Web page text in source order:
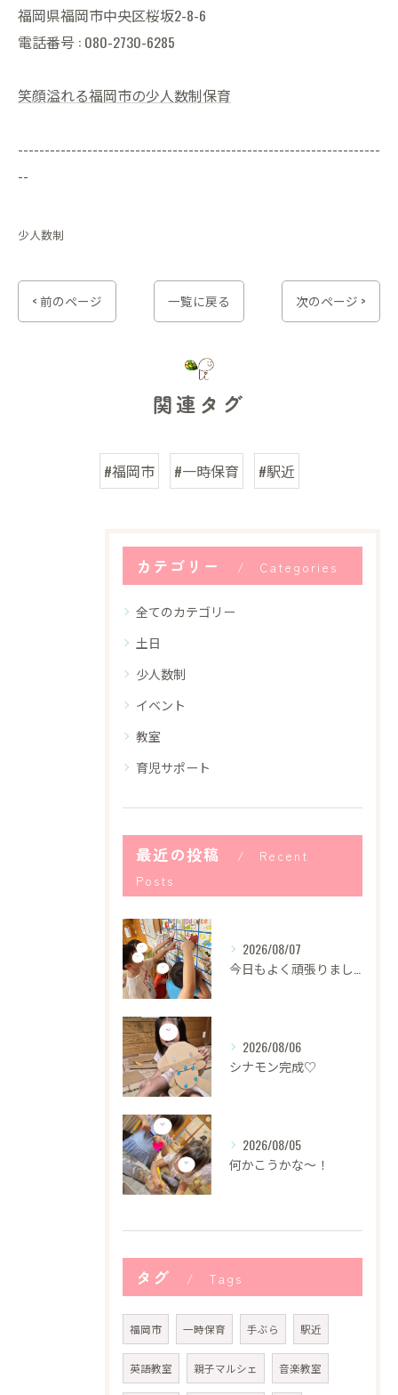
福岡県福岡市中央区桜坂2-8-6
電話番号 : 080-2730-6285
笑顔溢れる福岡市の少人数制保育
--------------------------------------------------------------------
--
少人数制
< 前のページ 一覧に戻る 次のページ >
関連タグ
#福岡市 #一時保育 #駅近
カテゴリー Categories
全てのカテゴリー
土日
少人数制
イベント
教室
育児サポート
最近の投稿
Recent
Posts
2026/08/07
2026/08/06
シナモン完成♡
2026/08/05
何かこうかな〜！
タグ Tags
福岡市 一時保育 手ぶら 駅近
英語教室 親子マルシェ 音楽教室